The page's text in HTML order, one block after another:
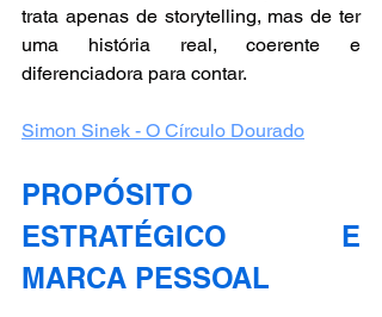
trata apenas de storytelling, mas de ter
uma história real, coerente e
diferenciadora para contar.
Simon Sinek - O Círculo Dourado
PROPÓSITO
ESTRATÉGICO E
MARCA PESSOAL